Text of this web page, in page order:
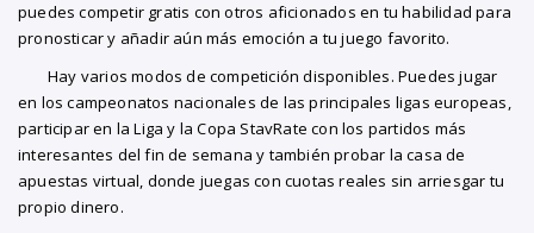
puedes competir gratis con otros aficionados en tu habilidad para
pronosticar y añadir aún más emoción a tu juego favorito.
Hay varios modos de competición disponibles. Puedes jugar
en los campeonatos nacionales de las principales ligas europeas,
participar en la Liga y la Copa StavRate con los partidos más
interesantes del fin de semana y también probar la casa de
apuestas virtual, donde juegas con cuotas reales sin arriesgar tu
propio dinero.